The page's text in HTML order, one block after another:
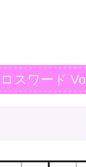
スワード